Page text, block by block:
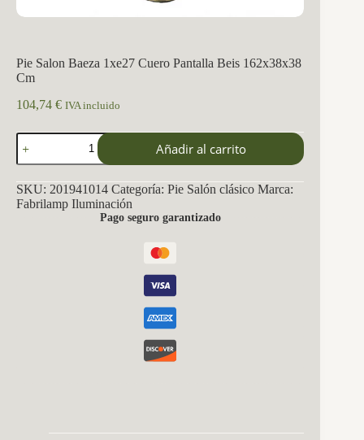
Pie Salon Baeza 1xe27 Cuero Pantalla Beis 162x38x38
Cm
104,74 € IVA incluido
Pie
Salon
Baeza
1xe27
Cuero
Pantalla
Añadir al carrito
SKU: 201941014 Categoría: Pie Salón clásico Marca:
Fabrilamp Iluminación
Pago seguro garantizado